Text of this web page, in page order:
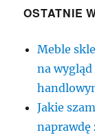
OSTATNIE
Meble
na
Jakie
naprawdę